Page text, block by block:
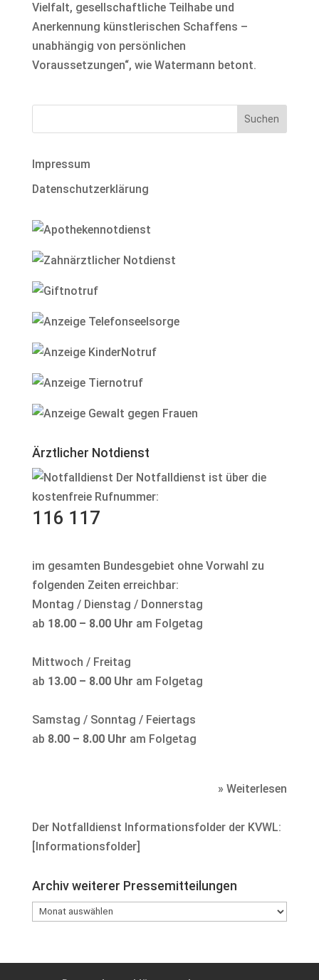
Vielfalt, gesellschaftliche Teilhabe und
Anerkennung künstlerischen Schaffens –
unabhängig von persönlichen
Voraussetzungen“, wie Watermann betont.
Impressum
Datenschutzerklärung
Ärztlicher Notdienst
Der Notfalldienst ist über die
kostenfreie Rufnummer:
116 117
im gesamten Bundesgebiet ohne Vorwahl zu
folgenden Zeiten erreichbar:
Montag / Dienstag / Donnerstag
ab 18.00 – 8.00 Uhr am Folgetag
Mittwoch / Freitag
ab 13.00 – 8.00 Uhr am Folgetag
Samstag / Sonntag / Feiertags
ab 8.00 – 8.00 Uhr am Folgetag
» Weiterlesen
Der Notfalldienst Informationsfolder der KVWL:
[Informationsfolder]
Archiv weiterer Pressemitteilungen
Archiv